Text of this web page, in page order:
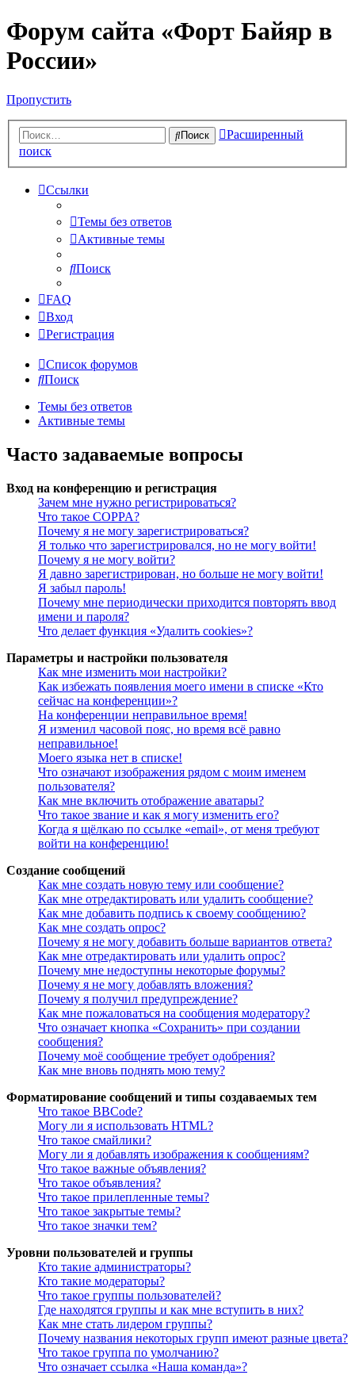
Форум сайта «Форт Байяр в
России»
Пропустить
Поиск
Расширенный
поиск
Ссылки
Темы без ответов
Активные темы
Поиск
FAQ
Вход
Регистрация
Список форумов
Поиск
Темы без ответов
Активные темы
Часто задаваемые вопросы
Вход на конференцию и регистрация
Зачем мне нужно регистрироваться?
Что такое COPPA?
Почему я не могу зарегистрироваться?
Я только что зарегистрировался, но не могу войти!
Почему я не могу войти?
Я давно зарегистрирован, но больше не могу войти!
Я забыл пароль!
Почему мне периодически приходится повторять ввод
имени и пароля?
Что делает функция «Удалить cookies»?
Параметры и настройки пользователя
Как мне изменить мои настройки?
Как избежать появления моего имени в списке «Кто
сейчас на конференции»?
На конференции неправильное время!
Я изменил часовой пояс, но время всё равно
неправильное!
Моего языка нет в списке!
Что означают изображения рядом с моим именем
пользователя?
Как мне включить отображение аватары?
Что такое звание и как я могу изменить его?
Когда я щёлкаю по ссылке «email», от меня требуют
войти на конференцию!
Создание сообщений
Как мне создать новую тему или сообщение?
Как мне отредактировать или удалить сообщение?
Как мне добавить подпись к своему сообщению?
Как мне создать опрос?
Почему я не могу добавить больше вариантов ответа?
Как мне отредактировать или удалить опрос?
Почему мне недоступны некоторые форумы?
Почему я не могу добавлять вложения?
Почему я получил предупреждение?
Как мне пожаловаться на сообщения модератору?
Что означает кнопка «Сохранить» при создании
сообщения?
Почему моё сообщение требует одобрения?
Как мне вновь поднять мою тему?
Форматирование сообщений и типы создаваемых тем
Что такое BBCode?
Могу ли я использовать HTML?
Что такое смайлики?
Могу ли я добавлять изображения к сообщениям?
Что такое важные объявления?
Что такое объявления?
Что такое прилепленные темы?
Что такое закрытые темы?
Что такое значки тем?
Уровни пользователей и группы
Кто такие администраторы?
Кто такие модераторы?
Что такое группы пользователей?
Где находятся группы и как мне вступить в них?
Как мне стать лидером группы?
Почему названия некоторых групп имеют разные цвета?
Что такое группа по умолчанию?
Что означает ссылка «Наша команда»?